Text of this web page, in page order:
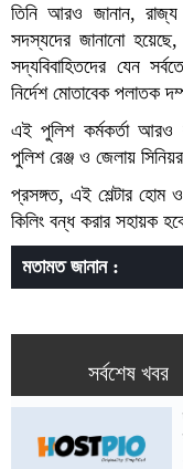
তিনি আরও জানান,
সদস্যদের জানানো
সদ্যবিবাহিতদের যেন
নির্দেশ মোতাবেক পলাতক
এই পুলিশ কর্মকর্তা আরও
পুলিশ রেঞ্জ ও জেলায়
প্রসঙ্গত, এই শেল্টার হোম
কিলিং বন্ধ করার সহায়ক
মতামত জানান :
সর্বশেষ খবর